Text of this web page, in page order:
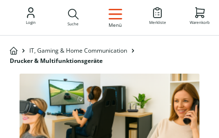
DE
Login Suche Menü Merkliste Warenkorb
IT, Gaming & Home Communication
Drucker & Multifunktionsgeräte